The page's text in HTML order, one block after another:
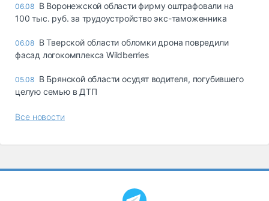
06.08 В Воронежской области фирму оштрафовали на
100 тыс. руб. за трудоустройство экс-таможенника
06.08 В Тверской области обломки дрона повредили
фасад логокомплекса Wildberries
05.08 В Брянской области осудят водителя, погубившего
целую семью в ДТП
Все новости